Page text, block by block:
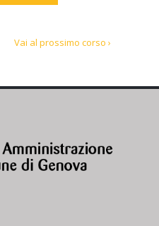
Vai al prossimo corso ›